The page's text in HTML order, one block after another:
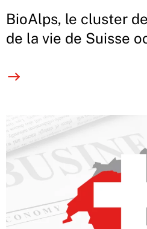
BioAlps, le cluster
de la vie de Suisse